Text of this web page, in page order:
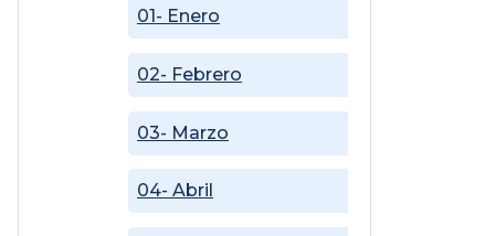
01- Enero
02- Febrero
03- Marzo
04- Abril